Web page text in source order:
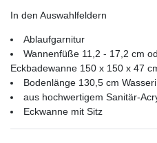
In den Auswahlfeldern
Ablaufgarnitur
Wannenfüße 11,2 - 17,2 cm
Eckbadewanne 150 x 150 x 47
Bodenlänge 130,5 cm
aus hochwertigem Sanitär-
Eckwanne mit Sitz